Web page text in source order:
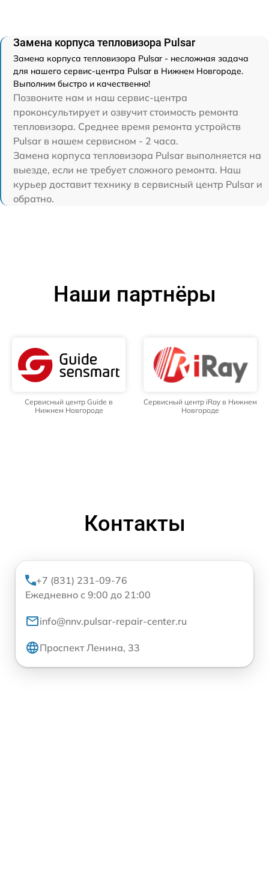
Замена корпуса тепловизора Pulsar
Замена корпуса тепловизора Pulsar - несложная задача
для нашего сервис-центра Pulsar в Нижнем Новгороде.
Выполним быстро и качественно!
Позвоните нам и наш сервис-центра
проконсультирует и озвучит стоимость ремонта
тепловизора. Среднее время ремонта устройств
Pulsar в нашем сервисном - 2 часа.
Замена корпуса тепловизора Pulsar выполняется на
выезде, если не требует сложного ремонта. Наш
курьер доставит технику в сервисный центр Pulsar и
обратно.
Наши партнёры
Сервисный центр Guide в
Нижнем Новгороде
Сервисный центр iRay в Нижнем
Новгороде
Контакты
+7 (831) 231-09-76
Ежедневно с 9:00 до 21:00
info@nnv.pulsar-repair-center.ru
Проспект Ленина, 33